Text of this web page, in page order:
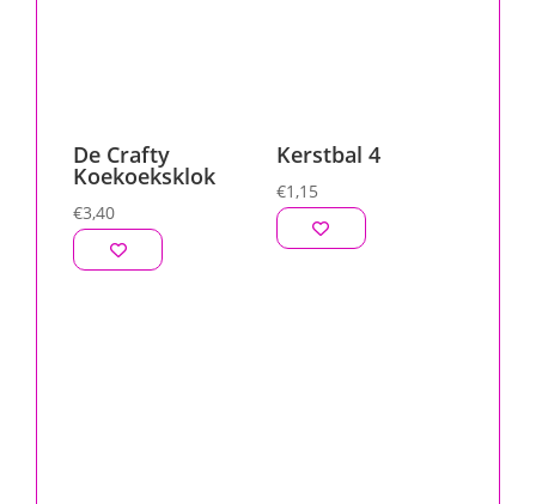
De Crafty
Koekoeksklok
€3,40
Kerstbal 4
€1,15